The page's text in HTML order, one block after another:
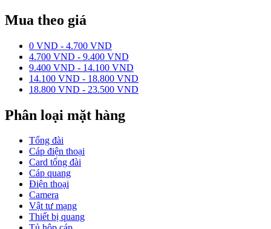
Mua theo giá
0 VND - 4.700 VND
4.700 VND - 9.400 VND
9.400 VND - 14.100 VND
14.100 VND - 18.800 VND
18.800 VND - 23.500 VND
Phân loại mặt hàng
Tổng đài
Cáp điện thoại
Card tổng đài
Cáp quang
Điện thoại
Camera
Vật tư mạng
Thiết bị quang